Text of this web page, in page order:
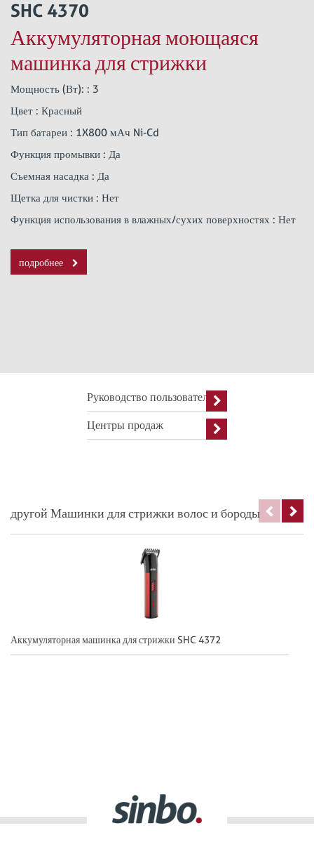
SHC 4370
Аккумуляторная моющаяся
машинка для стрижки
Мощность (Вт): : 3
Цвет : Красный
Тип батареи : 1X800 мАч Ni-Cd
Функция промывки : Да
Съемная насадка : Да
Щетка для чистки : Нет
Функция использования в влажных/сухих поверхностях : Нет
подробнее
Руководство пользователя
Центры продаж
другой Машинки для стрижки волос и бороды
Аккумуляторная машинка для стрижки SHC 4372